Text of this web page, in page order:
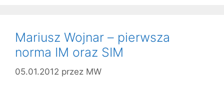
Mariusz Wojnar – pierwsza
norma IM oraz SIM
05.01.2012 przez MW